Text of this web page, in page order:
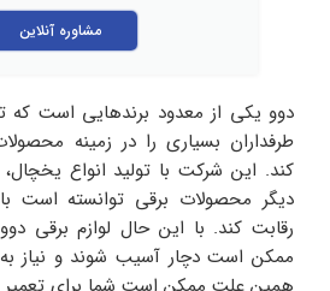
مشاوره آنلاین
دوو یکی از معدود برندهایی است که
طرفداران بسیاری را در زمینه
کند. این شرکت با تولید انواع
دیگر محصولات برقی توانسته است
رقابت کند. با این حال لوازم برقی
ممکن است دچار آسیب شوند و نیاز به